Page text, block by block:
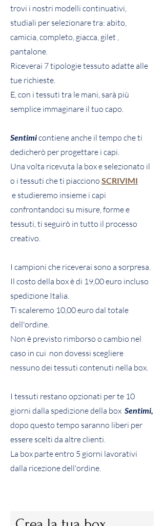
trovi i nostri modelli continuativi,
studiali per selezionare tra: abito,
camicia, completo, giacca, gilet ,
pantalone.
Riceverai 7 tipologie tessuto adatte alle
tue richieste.
E, con i tessuti tra le mani, sarà più
semplice immaginare il tuo capo.
Sentimicontiene anche il tempo che ti
dedicherò per progettare i capi.
Una volta ricevuta la box e selezionato il
o i tessuti che ti piacciono SCRIVIMI
e studieremo insieme i capi
confrontandoci su misure, forme e
tessuti, ti seguirò in tutto il processo
creativo.
I campioni che riceverai sono a sorpresa.
Il costo della box è di 19,00 euro incluso
spedizione Italia.
Ti scaleremo 10,00 euro dal totale
dell'ordine.
Non è previsto rimborso o cambio nel
caso in cui non dovessi scegliere
nessuno dei tessuti contenuti nella box.
I tessuti restano opzionati per te 10
giorni dalla spedizione della box Sentimi,
dopo questo tempo saranno liberi per
essere scelti da altre clienti.
La box parte entro 5 giorni lavorativi
dalla ricezione dell'ordine.